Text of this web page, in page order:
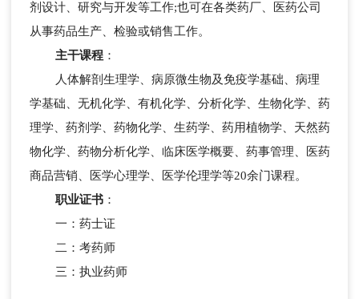
剂设计、研究与开发等工作;也可在各类药厂、医药公司
从事药品生产、检验或销售工作。
主干课程：
人体解剖生理学、病原微生物及免疫学基础、病理
学基础、无机化学、有机化学、分析化学、生物化学、药
理学、药剂学、药物化学、生药学、药用植物学、天然药
物化学、药物分析化学、临床医学概要、药事管理、医药
商品营销、医学心理学、医学伦理学等20余门课程。
职业证书：
一：药士证
二：考药师
三：执业药师